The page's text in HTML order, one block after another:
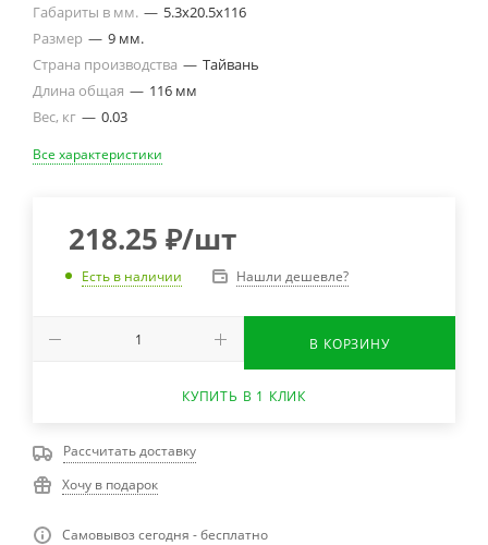
Габариты в мм. — 5.3x20.5x116
Размер — 9 мм.
Страна производства — Тайвань
Длина общая — 116 мм
Вес, кг — 0.03
Все характеристики
218.25 ₽/шт
Есть в наличии Нашли дешевле?
В КОРЗИНУ
КУПИТЬ В 1 КЛИК
Рассчитать доставку
Хочу в подарок
Самовывоз сегодня - бесплатно